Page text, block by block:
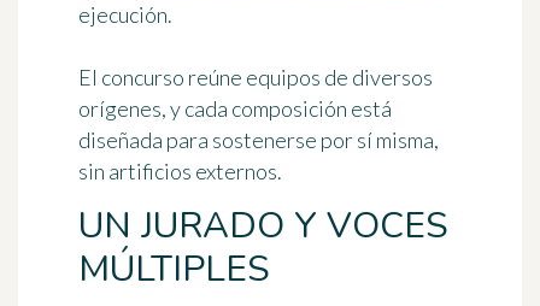
ejecución.
El concurso reúne equipos de diversos
orígenes, y cada composición está
diseñada para sostenerse por sí misma,
sin artificios externos.
UN JURADO Y VOCES
MÚLTIPLES